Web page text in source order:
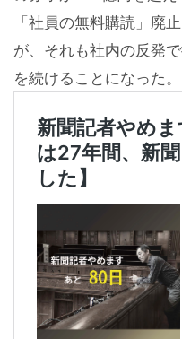
「社員の無料購読」廃
が、それも社内の反発
を続けることになった。